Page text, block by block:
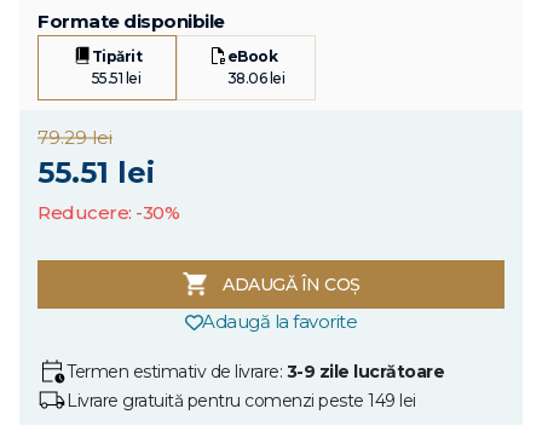
Formate disponibile
Tipărit
55.51 lei
eBook
38.06 lei
79.29 lei
55.51 lei
Reducere: -30%
ADAUGĂ ÎN COȘ
Adaugă la favorite
Termen estimativ de livrare: 3-9 zile lucrătoare
Livrare gratuită pentru comenzi peste 149 lei